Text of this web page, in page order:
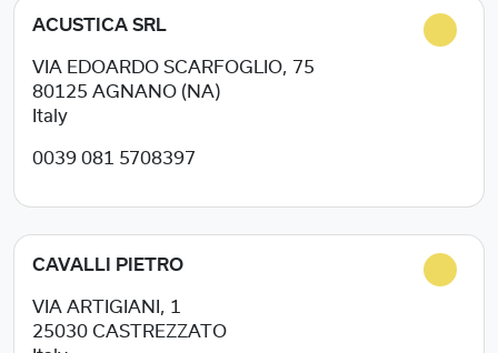
ACUSTICA SRL
VIA EDOARDO SCARFOGLIO, 75
80125 AGNANO (NA)
Italy
0039 081 5708397
CAVALLI PIETRO
VIA ARTIGIANI, 1
25030 CASTREZZATO